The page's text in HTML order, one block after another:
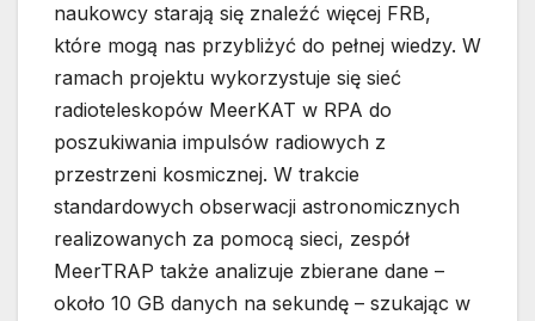
naukowcy starają się znaleźć więcej FRB,
które mogą nas przybliżyć do pełnej wiedzy. W
ramach projektu wykorzystuje się sieć
radioteleskopów MeerKAT w RPA do
poszukiwania impulsów radiowych z
przestrzeni kosmicznej. W trakcie
standardowych obserwacji astronomicznych
realizowanych za pomocą sieci, zespół
MeerTRAP także analizuje zbierane dane –
około 10 GB danych na sekundę – szukając w